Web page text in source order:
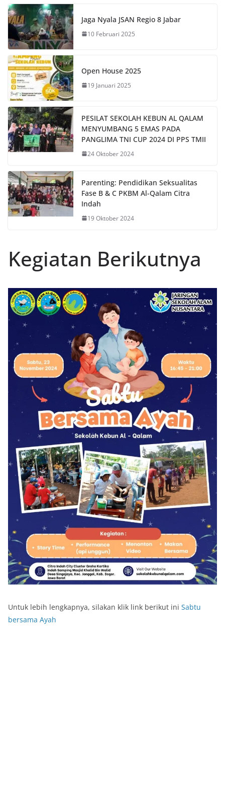
Jaga Nyala JSAN Regio 8 Jabar
10 Februari 2025
Open House 2025
19 Januari 2025
PESILAT SEKOLAH KEBUN AL QALAM
MENYUMBANG 5 EMAS PADA
PANGLIMA TNI CUP 2024 DI PPS TMII
24 Oktober 2024
Parenting: Pendidikan Seksualitas
Fase B & C PKBM Al-Qalam Citra
Indah
19 Oktober 2024
Kegiatan Berikutnya
Untuk lebih lengkapnya, silakan klik link berikut ini Sabtu
bersama Ayah